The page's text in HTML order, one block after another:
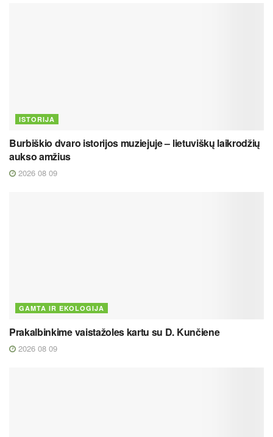
ISTORIJA
Burbiškio dvaro istorijos muziejuje – lietuviškų laikrodžių
aukso amžius
2026 08 09
GAMTA IR EKOLOGIJA
Prakalbinkime vaistažoles kartu su D. Kunčiene
2026 08 09